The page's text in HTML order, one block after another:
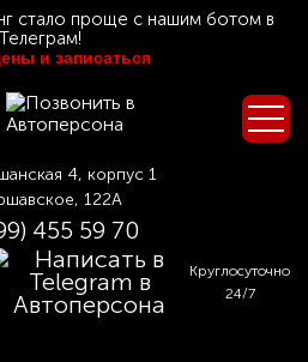
стало проще с нашим ботом в
Телеграм!
и записаться
4, корпус 1
122А
455 59 70
Круглосуточно
24/7